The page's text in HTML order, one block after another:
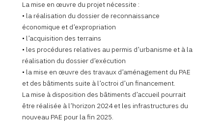
La mise en œuvre du projet nécessite :
• la réalisation du dossier de reconnaissance
économique et d’expropriation
• l’acquisition des terrains
• les procédures relatives au permis d’urbanisme et à la
réalisation du dossier d’exécution
• la mise en œuvre des travaux d’aménagement du PAE
et des bâtiments suite à l’octroi d’un financement.
La mise à disposition des bâtiments d’accueil pourrait
être réalisée à l’horizon 2024 et les infrastructures du
nouveau PAE pour la fin 2025.